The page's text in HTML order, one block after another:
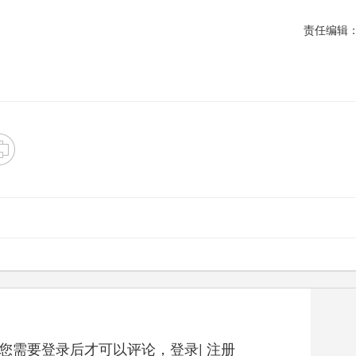
责任编辑
需要登录后才可以评论， 登录| 注册